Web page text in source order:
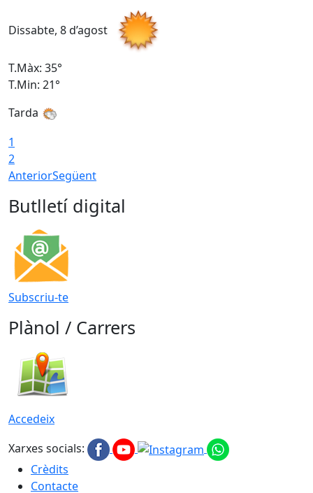
Dissabte, 8 d’agost
T.Màx: 35°
T.Min: 21°
Tarda
1
2
AnteriorSegüent
Butlletí digital
Subscriu-te
Plànol / Carrers
Accedeix
Xarxes socials:
Crèdits
Contacte